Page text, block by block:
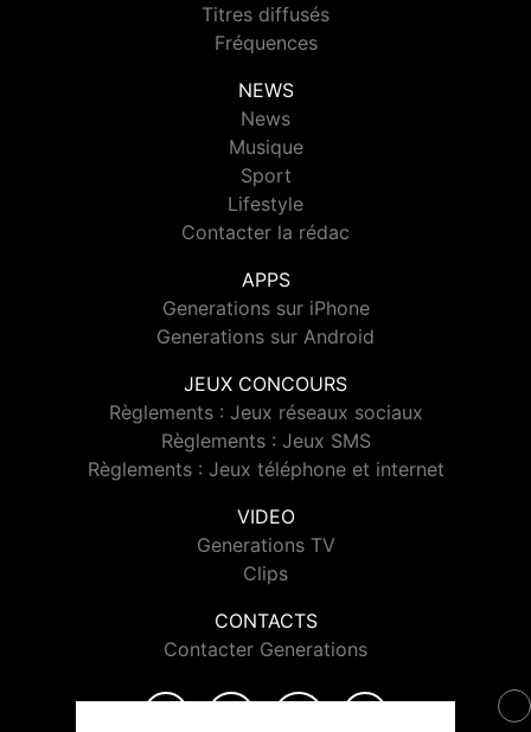
Titres diffusés
Fréquences
NEWS
News
Musique
Sport
Lifestyle
Contacter la rédac
APPS
Generations sur iPhone
Generations sur Android
JEUX CONCOURS
Règlements : Jeux réseaux sociaux
Règlements : Jeux SMS
Règlements : Jeux téléphone et internet
VIDEO
Generations TV
Clips
CONTACTS
Contacter Generations